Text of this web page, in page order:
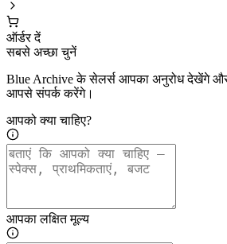
ऑर्डर दें
सबसे अच्छा चुनें
Blue Archive के सेलर्स आपका अनुरोध देखेंगे
आपसे संपर्क करेंगे।
आपको क्या चाहिए?
आपका लक्षित मूल्य